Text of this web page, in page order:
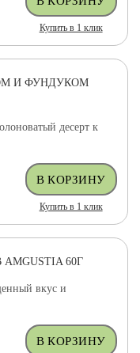
Купить в 1 клик
И ФУНДУКОМ
десерт к
Купить в 1 клик
60Г
вкус и